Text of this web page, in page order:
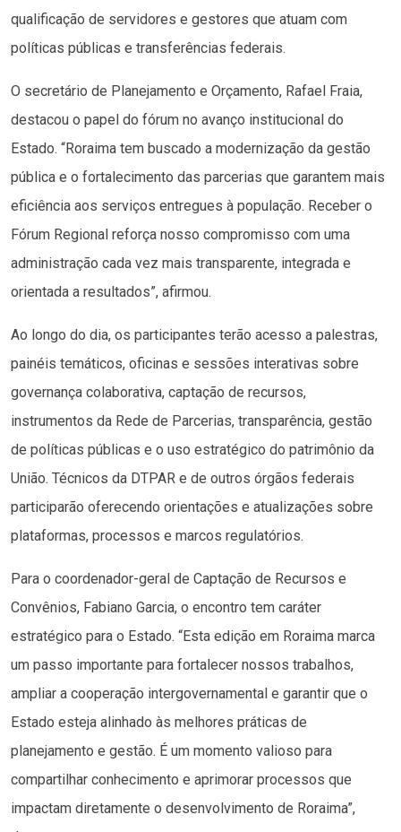
qualificação de servidores e gestores que atuam com
políticas públicas e transferências federais.
O secretário de Planejamento e Orçamento, Rafael Fraia,
destacou o papel do fórum no avanço institucional do
Estado. “Roraima tem buscado a modernização da gestão
pública e o fortalecimento das parcerias que garantem mais
eficiência aos serviços entregues à população. Receber o
Fórum Regional reforça nosso compromisso com uma
administração cada vez mais transparente, integrada e
orientada a resultados”, afirmou.
Ao longo do dia, os participantes terão acesso a palestras,
painéis temáticos, oficinas e sessões interativas sobre
governança colaborativa, captação de recursos,
instrumentos da Rede de Parcerias, transparência, gestão
de políticas públicas e o uso estratégico do patrimônio da
União. Técnicos da DTPAR e de outros órgãos federais
participarão oferecendo orientações e atualizações sobre
plataformas, processos e marcos regulatórios.
Para o coordenador-geral de Captação de Recursos e
Convênios, Fabiano Garcia, o encontro tem caráter
estratégico para o Estado. “Esta edição em Roraima marca
um passo importante para fortalecer nossos trabalhos,
ampliar a cooperação intergovernamental e garantir que o
Estado esteja alinhado às melhores práticas de
planejamento e gestão. É um momento valioso para
compartilhar conhecimento e aprimorar processos que
impactam diretamente o desenvolvimento de Roraima”,